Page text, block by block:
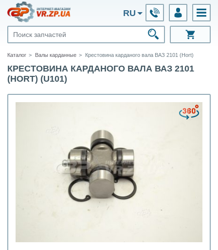
RU
Каталог Валы карданные Крестовина карданого вала ВАЗ 2101 (Hort)
КРЕСТОВИНА КАРДАНОГО ВАЛА ВАЗ 2101
(HORT) (U101)